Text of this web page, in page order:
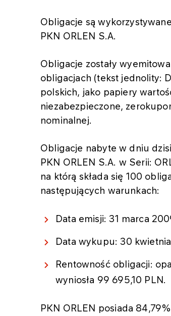
Obligacje są
PKN ORLEN S.A.
Obligacje zostały
obligacjach (tekst jednolity:
polskich, jako papiery
niezabezpieczone,
nominalnej.
Obligacje nabyte w dniu
PKN ORLEN S.A. w Serii:
na którą składa się 100
następujących warunkach:
Data emisji: 31 marca
Data wykupu: 30
Rentowność obligacji:
wyniosła 99 695,10 PLN.
PKN ORLEN posiada